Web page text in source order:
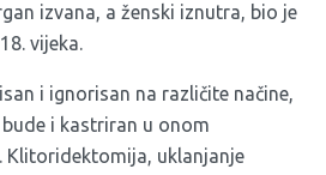
izvana, a ženski iznutra, bio je
vijeka.
i ignorisan na različite načine,
i kastriran u onom
Klitoridektomija, uklanjanje